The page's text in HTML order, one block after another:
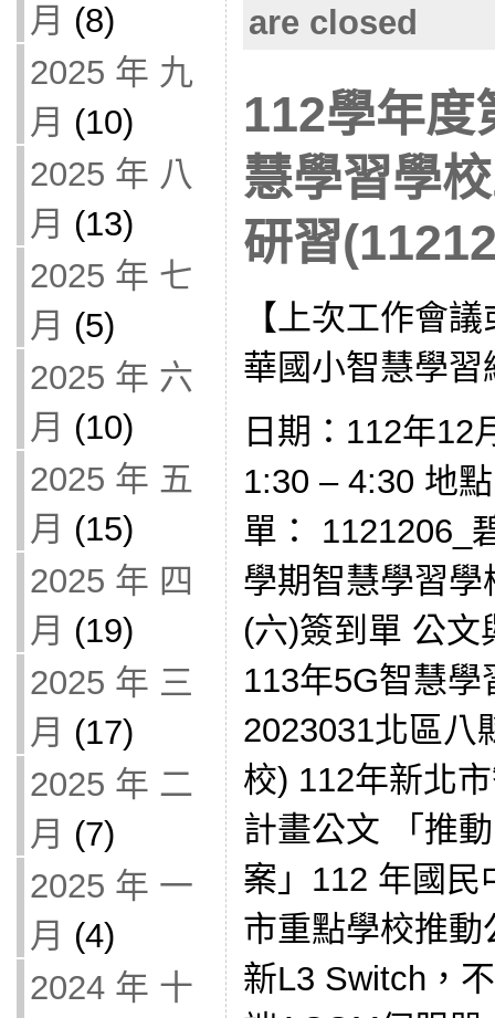
月 (8)
2025 年 九
月 (10)
2025 年 八
月 (13)
2025 年 七
月 (5)
2025 年 六
月 (10)
2025 年 五
月 (15)
2025 年 四
月 (19)
2025 年 三
月 (17)
2025 年 二
月 (7)
2025 年 一
月 (4)
2024 年 十
are closed
112學年度
慧學習學
研習
【上次工作會
華國小智慧學習
日期：112年12
1:30 – 4:30 地
單： 1121206_
學期智慧學習
(六)簽到單 公文
113年5G智慧
2023031北區八
校) 112年新北
計畫公文 「推
案」112 年國民
市重點學校推
新L3 Switch，